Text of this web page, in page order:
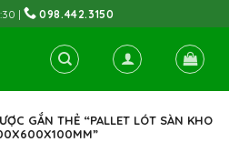
| 098.442.3150
GẮN THẺ “PALLET LÓT SÀN KHO